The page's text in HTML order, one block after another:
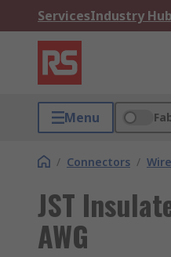
ServicesIndustry Hub
Menu
/ Connectors /
JST
AWG